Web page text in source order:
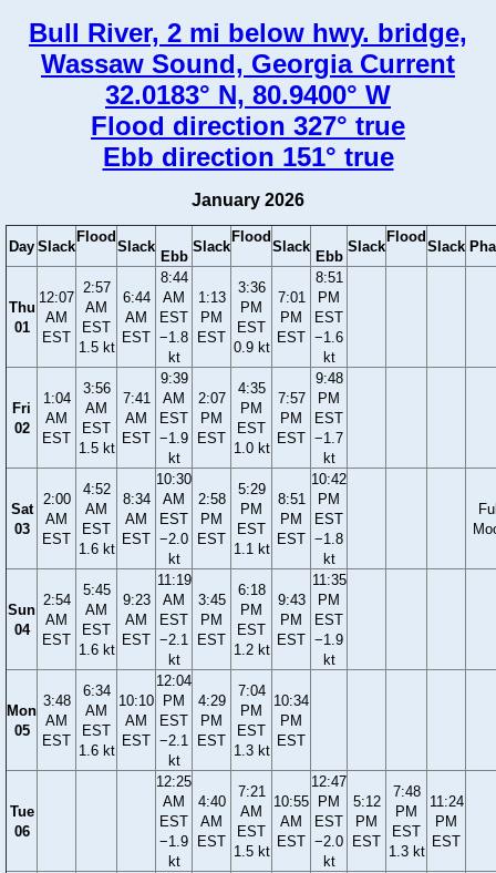
Bull River, 2 mi below hwy. bridge,
Wassaw Sound, Georgia Current
32.0183° N, 80.9400° W
Flood direction 327° true
Ebb direction 151° true
January 2026
Day Slack
Flood
Slack
Ebb
Slack
Flood
Slack
Ebb
Slack
Flood
Slack
Thu
01
12:07
AM
EST
2:57
AM
EST
1.5 kt
6:44
AM
EST
8:44
AM
EST
−1.8
kt
1:13
PM
EST
3:36
PM
EST
0.9 kt
7:01
PM
EST
8:51
PM
EST
−1.6
kt
Fri
02
1:04
AM
EST
3:56
AM
EST
1.5 kt
7:41
AM
EST
9:39
AM
EST
−1.9
kt
2:07
PM
EST
4:35
PM
EST
1.0 kt
7:57
PM
EST
9:48
PM
EST
−1.7
kt
Sat
03
2:00
AM
EST
4:52
AM
EST
1.6 kt
8:34
AM
EST
10:30
AM
EST
−2.0
kt
2:58
PM
EST
5:29
PM
EST
1.1 kt
8:51
PM
EST
10:42
PM
EST
−1.8
kt
Sun
04
2:54
AM
EST
5:45
AM
EST
1.6 kt
9:23
AM
EST
11:19
AM
EST
−2.1
kt
3:45
PM
EST
6:18
PM
EST
1.2 kt
9:43
PM
EST
11:35
PM
EST
−1.9
kt
Mon
05
3:48
AM
EST
6:34
AM
EST
1.6 kt
10:10
AM
EST
12:04
PM
EST
−2.1
kt
4:29
PM
EST
7:04
PM
EST
1.3 kt
10:34
PM
EST
Tue
06
12:25
AM
EST
−1.9
kt
4:40
AM
EST
7:21
AM
EST
1.5 kt
10:55
AM
EST
12:47
PM
EST
−2.0
kt
5:12
PM
EST
7:48
PM
EST
1.3 kt
11:24
PM
EST